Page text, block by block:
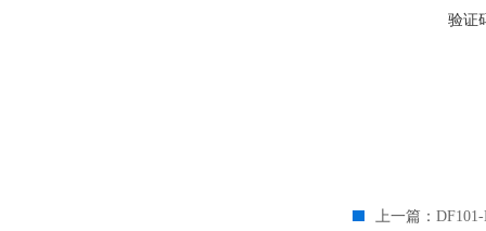
验证
上一篇：